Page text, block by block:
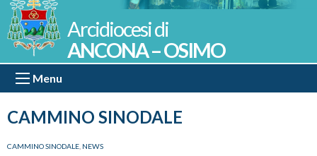
CAMMINO SINODALE
ANCONA – OSIMO
Menu
CAMMINO SINODALE NEWS